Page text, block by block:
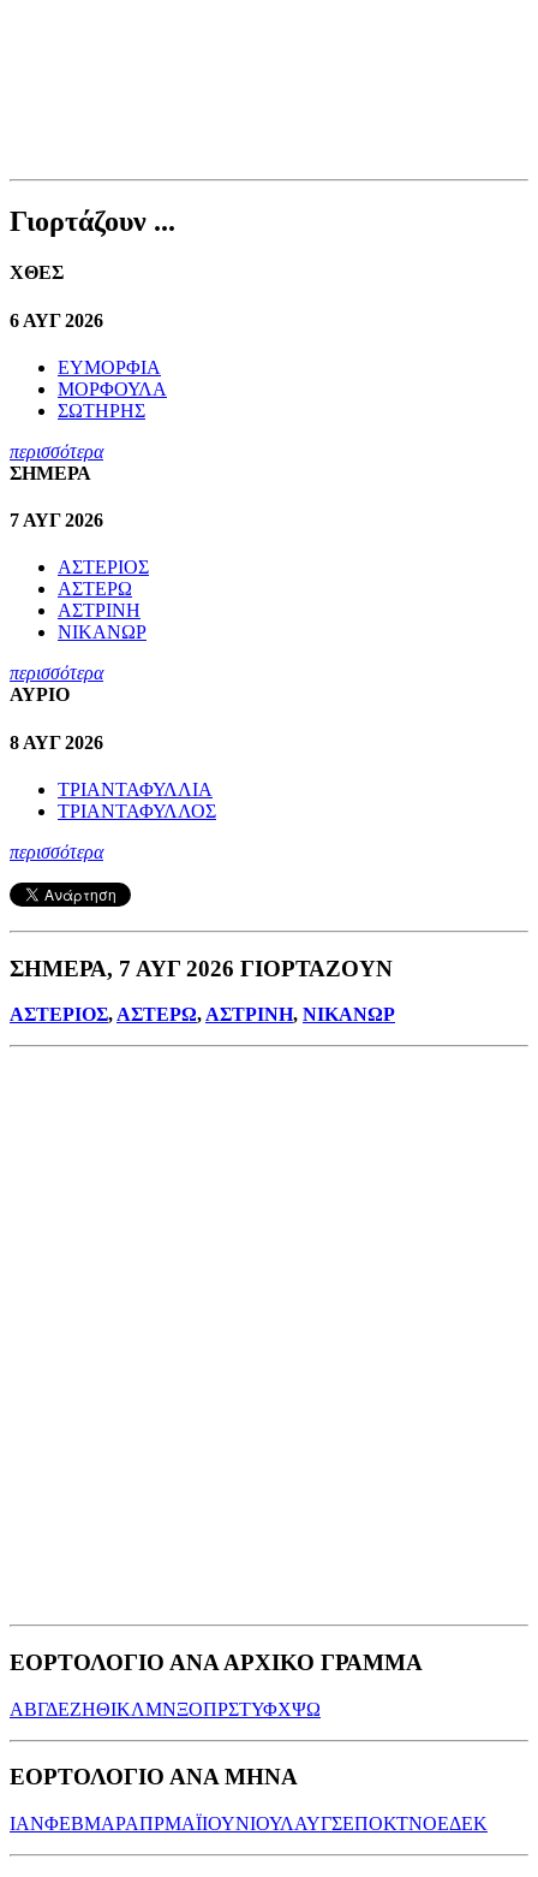
Γιορτάζουν ...
ΧΘΕΣ
6 ΑΥΓ 2026
ΕΥΜΟΡΦΙΑ
ΜΟΡΦΟΥΛΑ
ΣΩΤΗΡΗΣ
περισσότερα
ΣΗΜΕΡΑ
7 ΑΥΓ 2026
ΑΣΤΕΡΙΟΣ
ΑΣΤΕΡΩ
ΑΣΤΡΙΝΗ
ΝΙΚΑΝΩΡ
περισσότερα
ΑΥΡΙΟ
8 ΑΥΓ 2026
ΤΡΙΑΝΤΑΦΥΛΛΙΑ
ΤΡΙΑΝΤΑΦΥΛΛΟΣ
περισσότερα
ΣΗΜΕΡΑ, 7 ΑΥΓ 2026 ΓΙΟΡΤΑΖΟΥΝ
ΑΣΤΕΡΙΟΣ, ΑΣΤΕΡΩ, ΑΣΤΡΙΝΗ, ΝΙΚΑΝΩΡ
ΕΟΡΤΟΛΟΓΙΟ ΑΝΑ ΑΡΧΙΚΟ ΓΡΑΜΜΑ
ΑΒΓΔΕΖΗΘΙΚΛΜΝΞΟΠΡΣΤΥΦΧΨΩ
ΕΟΡΤΟΛΟΓΙΟ ΑΝΑ ΜΗΝΑ
ΙΑΝΦΕΒΜΑΡΑΠΡΜΑΪΙΟΥΝΙΟΥΛΑΥΓΣΕΠΟΚΤΝΟΕΔΕΚ